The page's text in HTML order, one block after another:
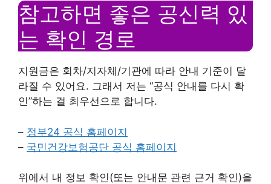
참고하면 좋은 공신력 있
는 확인 경로
지원금은 회차/지자체/기관에 따라 안내 기준이 달
라질 수 있어요. 그래서 저는 “공식 안내를 다시 확
인”하는 걸 최우선으로 합니다.
– 정부24 공식 홈페이지
– 국민건강보험공단 공식 홈페이지
위에서 내 정보 확인(또는 안내문 관련 근거 확인)을